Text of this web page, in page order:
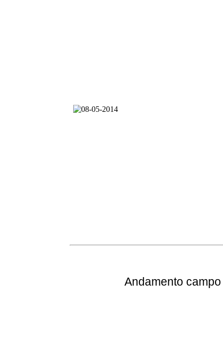
Andamento